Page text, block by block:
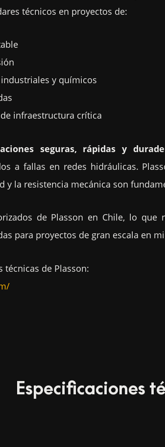
técnicos en proyectos de:
y químicos
infraestructura crítica
seguras, rápidas y
a fallas en redes hidráulicas.
y la resistencia mecánica son
de Plasson en Chile, lo
para proyectos de gran escala en
técnicas de Plasson:
Especificaciones